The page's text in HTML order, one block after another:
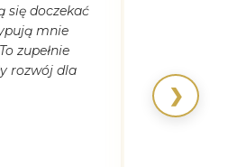
się doczekać
mnie
zupełnie
rozwój dla
❯